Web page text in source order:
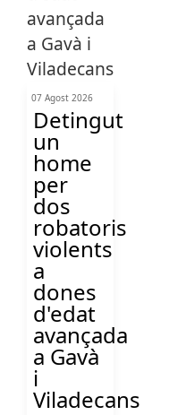
07 Agost 2026
Detingut
un
home
per
dos
robatoris
violents
a
dones
d'edat
avançada
a Gavà
i
Viladecans